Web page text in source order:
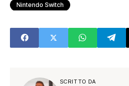
Nintendo Switch
SCRITTO DA